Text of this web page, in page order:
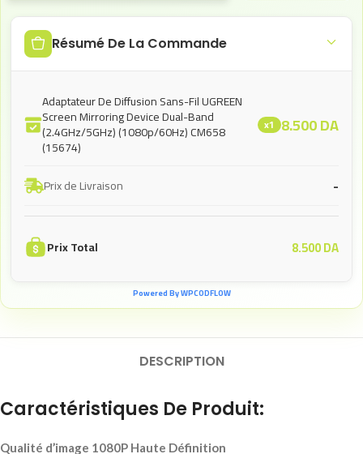
Résumé De La Commande
Adaptateur De Diffusion Sans-Fil UGREEN
Screen Mirroring Device Dual-Band
(2.4GHz/5GHz) (1080p/60Hz) CM658
(15674)
x1 8.500DA
Prix de Livraison -
Prix Total 8.500DA
Powered By WPCODFLOW
DESCRIPTION
Caractéristiques De Produit:
Qualité d’image 1080P Haute Définition